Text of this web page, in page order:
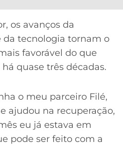
os avanços da
da tecnologia tornam o
favorável do que
quase três décadas.
o meu parceiro Filé,
ajudou na recuperação,
eu já estava em
pode ser feito com a